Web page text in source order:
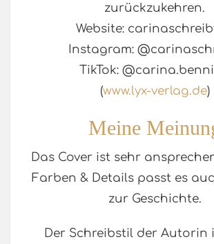
zurückzukehren.
Website:
Instagram:
TikTok:
(www.lyx-verlag.de)
Meine
Das Cover ist sehr
Farben & Details passt es
zur Geschichte.
Der Schreibstil der Autorin